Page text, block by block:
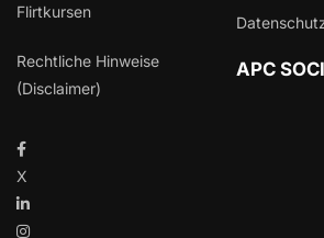
Flirtkursen
Rechtliche Hinweise
(Disclaimer)
APC
X